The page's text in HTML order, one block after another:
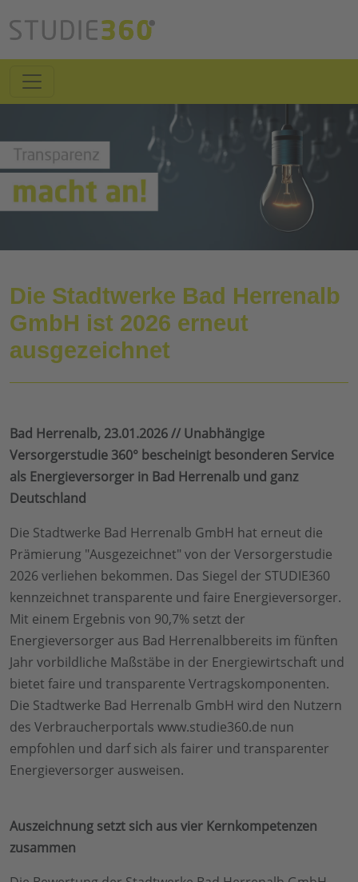
Die Stadtwerke Bad Herrenalb
GmbH ist 2026 erneut
ausgezeichnet
Bad Herrenalb, 23.01.2026 // Unabhängige
Versorgerstudie 360° bescheinigt besonderen Service
als Energieversorger in Bad Herrenalb und ganz
Deutschland
Die Stadtwerke Bad Herrenalb GmbH hat erneut die
Prämierung "Ausgezeichnet" von der Versorgerstudie
2026 verliehen bekommen. Das Siegel der STUDIE360
kennzeichnet transparente und faire Energieversorger.
Mit einem Ergebnis von 90,7% setzt der
Energieversorger aus Bad Herrenalbbereits im fünften
Jahr vorbildliche Maßstäbe in der Energiewirtschaft und
bietet faire und transparente Vertragskomponenten.
Die Stadtwerke Bad Herrenalb GmbH wird den Nutzern
des Verbraucherportals www.studie360.de nun
empfohlen und darf sich als fairer und transparenter
Energieversorger ausweisen.
Auszeichnung setzt sich aus vier Kernkompetenzen
zusammen